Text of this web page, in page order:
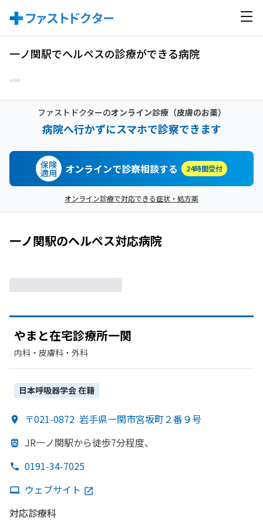
一ノ関駅でヘルペスの診療ができる病院
ファストドクターのオンライン診療（皮膚のお薬）
病院へ行かずにスマホで診察できます
保険
適用 オンラインで診察相談する 24時間受付
オンライン診療で対応できる症状・処方薬
一ノ関駅のヘルペス対応病院
やまと在宅診療所一関
内科・​皮膚科・​外科
日本呼吸器学会在籍
〒021-0872 岩手県一関市宮坂町２番９号
JR一ノ関駅から徒歩7分程度、
0191-34-7025
ウェブサイト
対応診療科